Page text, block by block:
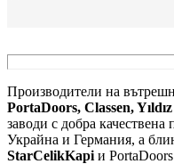
Производители на
PortaDoors, Classen,
заводи с добра
Украйна и Германия, а
StarCelikKapi и